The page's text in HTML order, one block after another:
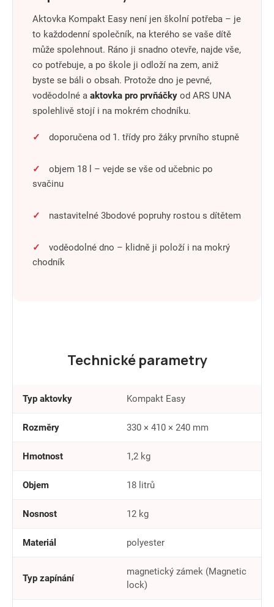
Aktovka Kompakt Easy není jen školní potřeba – je
to každodenní společník, na kterého se vaše dítě
může spolehnout. Ráno ji snadno otevře, najde vše,
co potřebuje, a po škole ji odloží na zem, aniž
byste se báli o obsah. Protože dno je pevné,
voděodolné a aktovka pro prvňáčky od ARS UNA
spolehlivě stojí i na mokrém chodníku.
✓ doporučena od 1. třídy pro žáky prvního stupně
✓
objem 18 l – vejde se vše od učebnic po
svačinu
✓ nastavitelné 3bodové popruhy rostou s dítětem
✓
voděodolné dno – klidně ji položí i na mokrý
chodník
Technické parametry
Typ aktovky Kompakt Easy
Rozměry 330 × 410 × 240 mm
Hmotnost 1,2 kg
Objem 18 litrů
Nosnost 12 kg
Materiál polyester
Typ zapínání
magnetický zámek (Magnetic
lock)